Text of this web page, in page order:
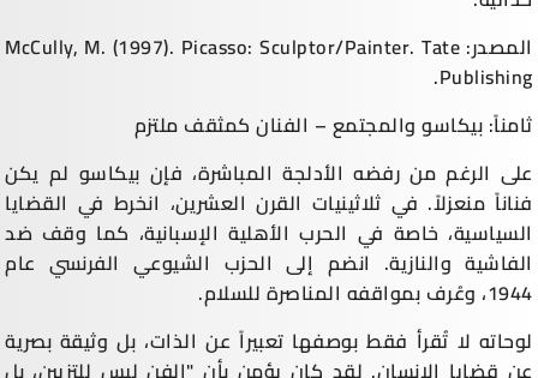
المصدر: McCully, M. (1997). Picasso: Sculptor/Painter. Tate
Publishing.
ثامناً: بيكاسو والمجتمع – الفنان كمثقف ملتزم
على الرغم من رفضه الأدلجة المباشرة، فإن بيكاسو لم يكن
فناناً منعزلاً. في ثلاثينيات القرن العشرين، انخرط في القضايا
السياسية، خاصة في الحرب الأهلية الإسبانية، كما وقف ضد
الفاشية والنازية. انضم إلى الحزب الشيوعي الفرنسي عام
1944، وعُرف بمواقفه المناصرة للسلام.
لوحاته لا تُقرأ فقط بوصفها تعبيراً عن الذات، بل وثيقة بصرية
عن قضايا الإنسان. لقد كان يؤمن بأن "الفن ليس للتزيين، بل